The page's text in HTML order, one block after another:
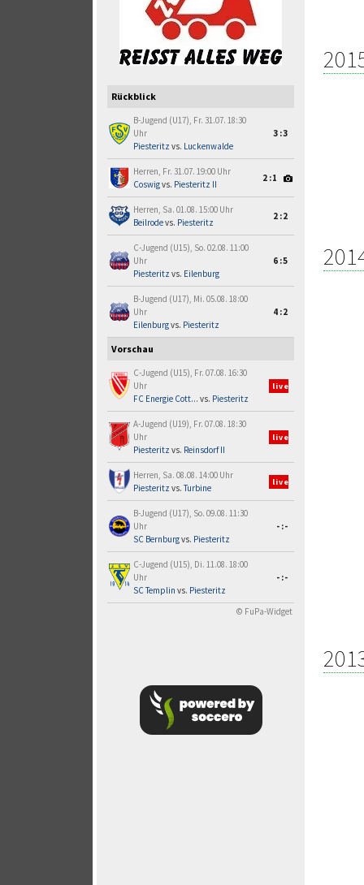
Rückblick
B-Jugend (U17), Fr. 31.07. 18:30
Uhr
Piesteritz vs. Luckenwalde
3:3
Herren, Fr. 31.07. 19:00 Uhr
Coswigvs. Piesteritz II
2:1
Herren, Sa. 01.08. 15:00 Uhr
Beilrodevs. Piesteritz
2:2
C-Jugend (U15), So. 02.08. 11:00
Uhr
Piesteritz vs. Eilenburg
6:5
B-Jugend (U17), Mi. 05.08. 18:00
Uhr
Eilenburgvs. Piesteritz
4:2
Vorschau
C-Jugend (U15), Fr. 07.08. 16:30
Uhr
FC Energie Cott... vs. Piesteritz
live
A-Jugend (U19), Fr. 07.08. 18:30
Uhr
Piesteritz vs. Reinsdorf II
live
Herren, Sa. 08.08. 14:00 Uhr
Piesteritz vs.Turbine
live
B-Jugend (U17), So. 09.08. 11:30
Uhr
SC Bernburgvs. Piesteritz
-:-
C-Jugend (U15), Di. 11.08. 18:00
Uhr
SC Templin vs. Piesteritz
-:-
© FuPa-Widget